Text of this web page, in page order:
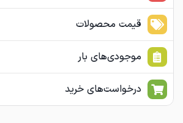
قیمت محصولات
موجودی‌های بار
درخواست‌های خرید